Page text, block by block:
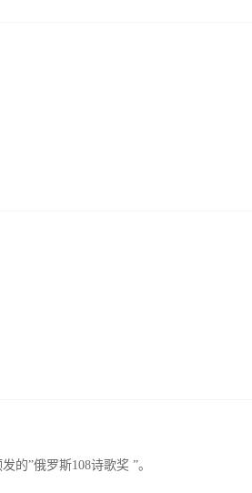
的”俄罗斯108诗歌奖 ”。